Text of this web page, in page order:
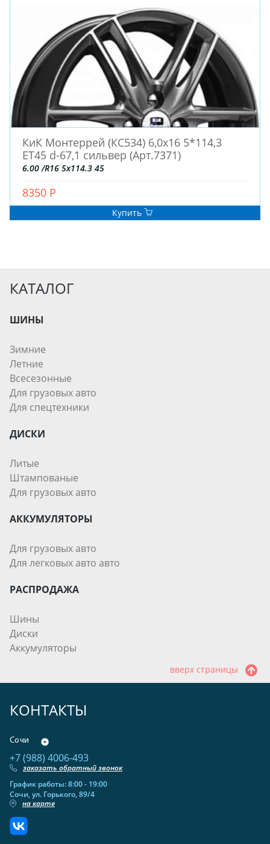
АККУМУЛЯТОРЫ
КиК Монтеррей (КС534) 6,0x16 5*114,3
ET45 d-67,1 сильвер (Арт.7371)
6.00 /R16 5x114.3 45
8350 Р
Купить
КАТАЛОГ
ШИНЫ
Зимние
Летние
Всесезонные
Для грузовых авто
Для спецтехники
ДИСКИ
Литые
Штампованые
Для грузовых авто
АККУМУЛЯТОРЫ
Для грузовых авто
Для легковых авто авто
РАСПРОДАЖА
Шины
Диски
Аккумуляторы
вверх страницы
КОНТАКТЫ
Сочи
+7 (988) 4006-493
заказать обратный звонок
График работы: 8:00 - 19:00
Сочи, ул. Горького, 89/4
на карте